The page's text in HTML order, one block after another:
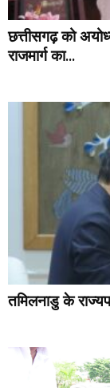
छत्तीसगढ़ को
राजमार्ग का...
तमिलनाडु के